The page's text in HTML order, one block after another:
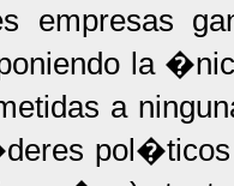
empresas
la
a
pol�ticos